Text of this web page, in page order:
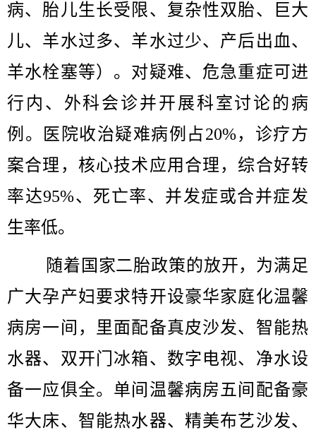
病、胎儿生长受限、复杂性双胎、巨大
儿、羊水过多、羊水过少、产后出血、
羊水栓塞等）。对疑难、危急重症可进
行内、外科会诊并开展科室讨论的病
例。医院收治疑难病例占20%，诊疗方
案合理，核心技术应用合理，综合好转
率达95%、死亡率、并发症或合并症发
生率低。
随着国家二胎政策的放开，为满足
广大孕产妇要求特开设豪华家庭化温馨
病房一间，里面配备真皮沙发、智能热
水器、双开门冰箱、数字电视、净水设
备一应俱全。单间温馨病房五间配备豪
华大床、智能热水器、精美布艺沙发、